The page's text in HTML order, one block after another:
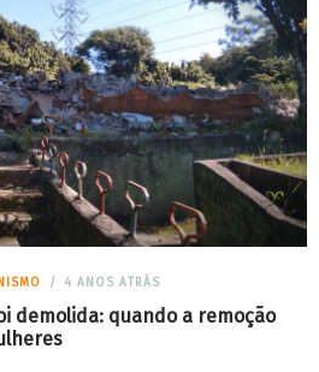
4 ANOS ATRÁS
demolida: quando a remoção